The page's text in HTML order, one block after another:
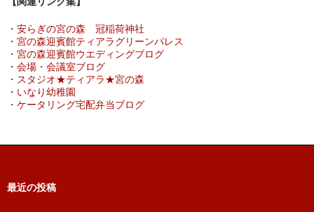
・安らぎの宮の森 冠稲荷神社
・宮の森迎賓館ティアラグリーンパレス
・宮の森迎賓館ウエディングブログ
・会場・会議室ブログ
・スタジオ★ティアラ★宮の森
・いなり幼稚園
・ケータリング宅配弁当ブログ
最近の投稿